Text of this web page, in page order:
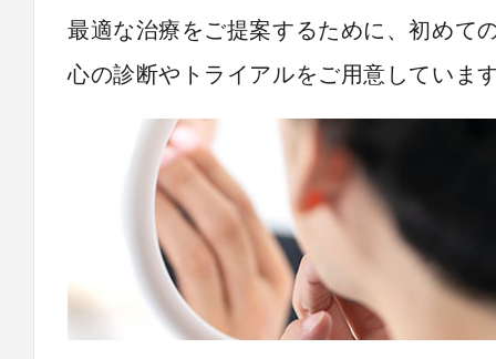
最適な治療をご提案するために、初めて
心の診断やトライアルをご用意していま